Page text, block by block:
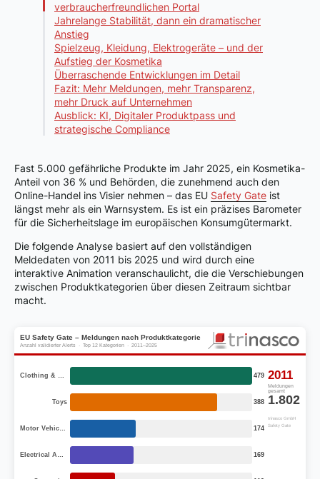
verbraucherfreundlichen Portal
Jahrelange Stabilität, dann ein dramatischer
Anstieg
Spielzeug, Kleidung, Elektrogeräte – und der
Aufstieg der Kosmetika
Überraschende Entwicklungen im Detail
Fazit: Mehr Meldungen, mehr Transparenz,
mehr Druck auf Unternehmen
Ausblick: KI, Digitaler Produktpass und
strategische Compliance
Fast 5.000 gefährliche Produkte im Jahr 2025, ein Kosmetika-
Anteil von 36 % und Behörden, die zunehmend auch den
Online-Handel ins Visier nehmen – das EU Safety Gate ist
längst mehr als ein Warnsystem. Es ist ein präzises Barometer
für die Sicherheitslage im europäischen Konsumgütermarkt.
Die folgende Analyse basiert auf den vollständigen
Meldedaten von 2011 bis 2025 und wird durch eine
interaktive Animation veranschaulicht, die die Verschiebungen
zwischen Produktkategorien über diesen Zeitraum sichtbar
macht.